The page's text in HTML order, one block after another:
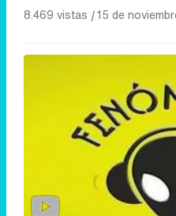
8.469 vistas |15 de